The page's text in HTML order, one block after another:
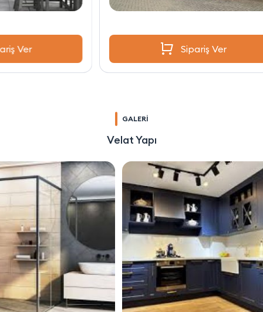
Sipariş Ver
GALERİ
Velat Yapı